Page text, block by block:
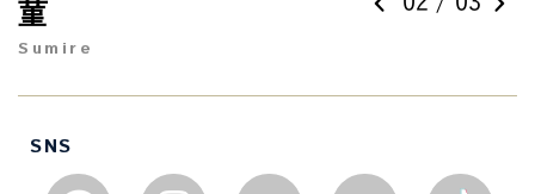
菫
Sumire
SNS